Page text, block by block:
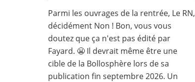
Parmi les ouvrages de la rentrée, Le RN,
décidément Non ! Bon, vous vous
doutez que ça n'est pas édité par
Fayard. 😬 Il devrait même être une
cible de la Bollosphère lors de sa
publication fin septembre 2026. Un